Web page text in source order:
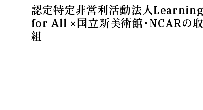
認定特定非営利活動法人Learning
for All ×国立新美術館・NCARの取
組